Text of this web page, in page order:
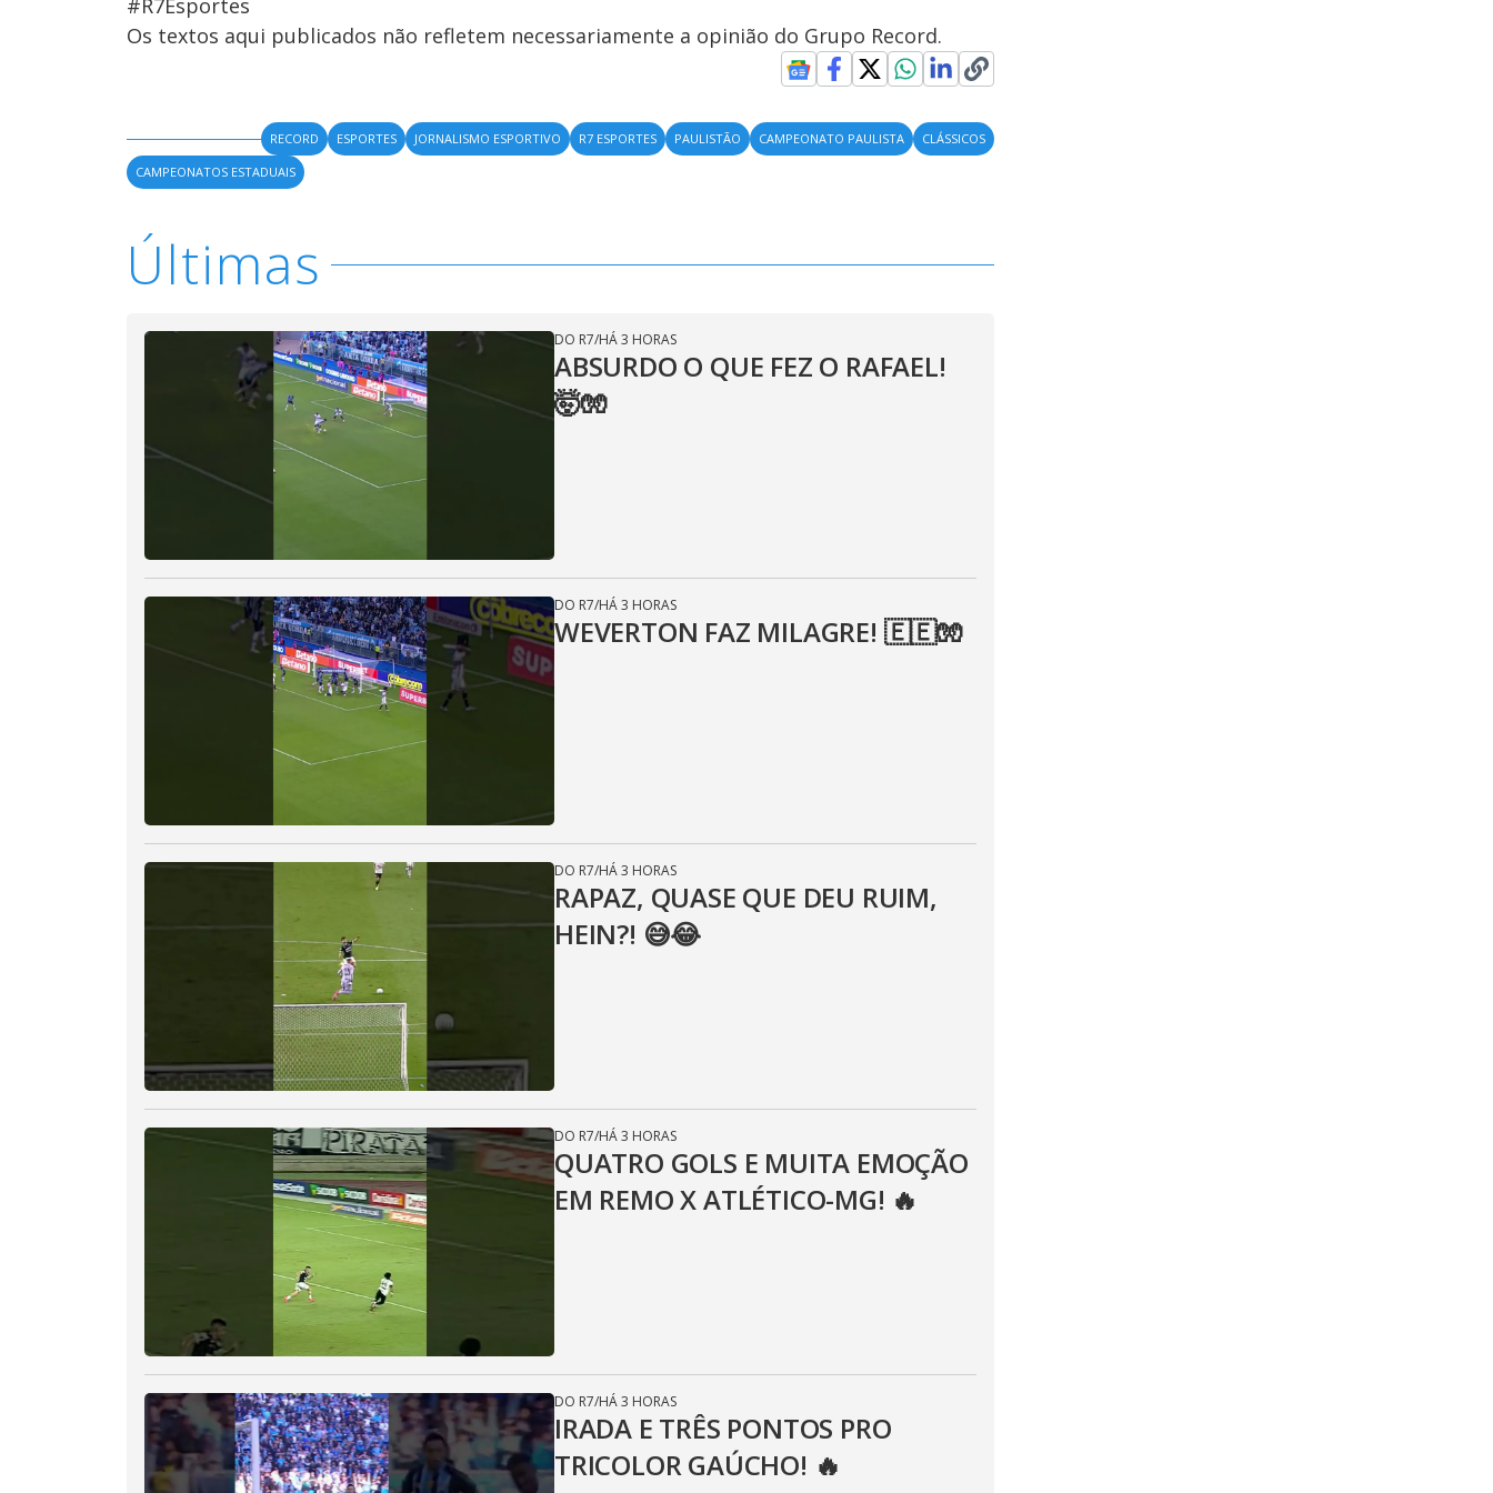
#R7Esportes
Os textos aqui publicados não refletem necessariamente a opinião do Grupo Record.
RECORD ESPORTES JORNALISMO ESPORTIVO R7 ESPORTES PAULISTÃO CAMPEONATO PAULISTA
CLÁSSICOS
CAMPEONATOS ESTADUAIS
Últimas
DO R7/HÁ 3 HORAS
ABSURDO O QUE FEZ O RAFAEL!
🤯🧤
DO R7/HÁ 3 HORAS
WEVERTON FAZ MILAGRE! 🇪🇪🧤
DO R7/HÁ 3 HORAS
RAPAZ, QUASE QUE DEU RUIM,
HEIN?! 😅😂⁣
DO R7/HÁ 3 HORAS
QUATRO GOLS E MUITA EMOÇÃO
EM REMO X ATLÉTICO-MG! 🔥
DO R7/HÁ 3 HORAS
IRADA E TRÊS PONTOS PRO
TRICOLOR GAÚCHO! 🔥